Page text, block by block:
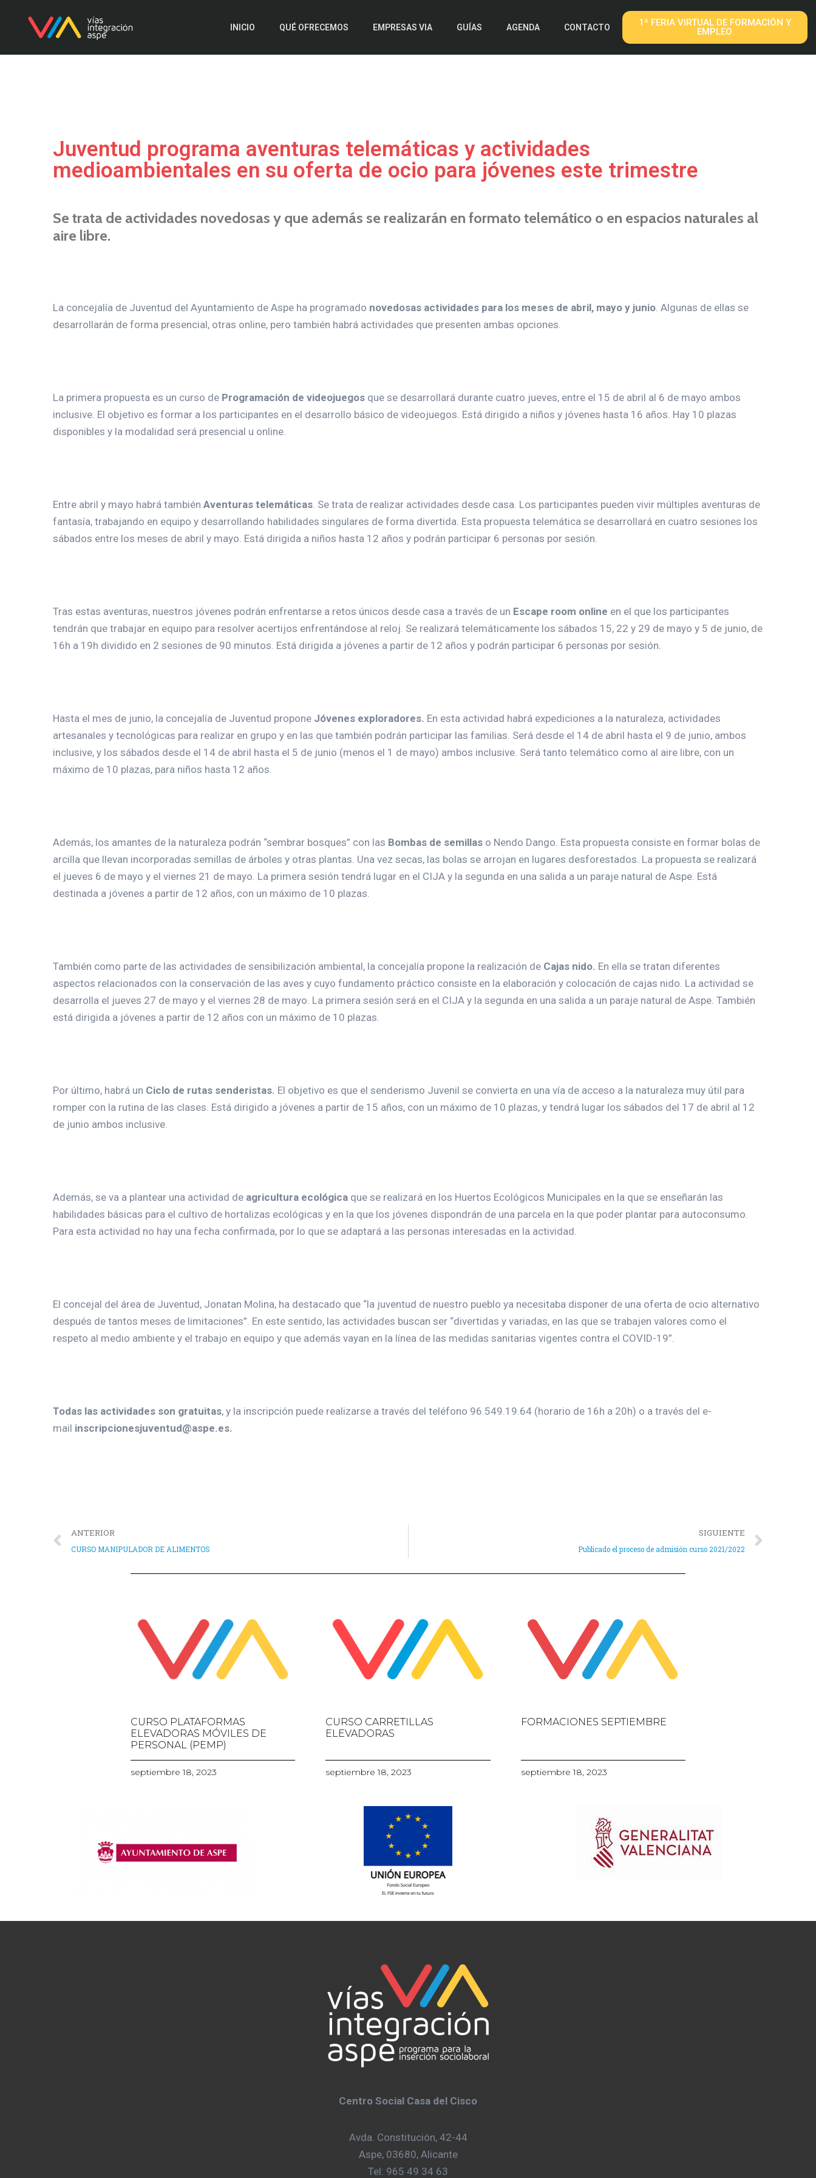
INICIO QUÉ OFRECEMOS EMPRESAS VIA GUÍAS AGENDA CONTACTO
1ª FERIA VIRTUAL DE FORMACIÓN Y
EMPLEO
Juventud programa aventuras telemáticas y actividades
medioambientales en su oferta de ocio para jóvenes este trimestre
Se trata de actividades novedosas y que además se realizarán en formato telemático o en espacios naturales al
aire libre.
La concejalía de Juventud del Ayuntamiento de Aspe ha programado novedosas actividades para los meses de abril, mayo y junio . Algunas de ellas se
desarrollarán de forma presencial, otras online, pero también habrá actividades que presenten ambas opciones.
La primera propuesta es un curso de Programación de videojuegos que se desarrollará durante cuatro jueves, entre el 15 de abril al 6 de mayo ambos
inclusive. El objetivo es formar a los participantes en el desarrollo básico de videojuegos. Está dirigido a niños y jóvenes hasta 16 años. Hay 10 plazas
disponibles y la modalidad será presencial u online.
Entre abril y mayo habrá también Aventuras telemáticas . Se trata de realizar actividades desde casa. Los participantes pueden vivir múltiples aventuras de
fantasía, trabajando en equipo y desarrollando habilidades singulares de forma divertida. Esta propuesta telemática se desarrollará en cuatro sesiones los
sábados entre los meses de abril y mayo. Está dirigida a niños hasta 12 años y podrán participar 6 personas por sesión.
Tras estas aventuras, nuestros jóvenes podrán enfrentarse a retos únicos desde casa a través de un Escape room online en el que los participantes
tendrán que trabajar en equipo para resolver acertijos enfrentándose al reloj. Se realizará telemáticamente los sábados 15, 22 y 29 de mayo y 5 de junio, de
16h a 19h dividido en 2 sesiones de 90 minutos. Está dirigida a jóvenes a partir de 12 años y podrán participar 6 personas por sesión.
Hasta el mes de junio, la concejalía de Juventud propone Jóvenes exploradores. En esta actividad habrá expediciones a la naturaleza, actividades
artesanales y tecnológicas para realizar en grupo y en las que también podrán participar las familias. Será desde el 14 de abril hasta el 9 de junio, ambos
inclusive, y los sábados desde el 14 de abril hasta el 5 de junio (menos el 1 de mayo) ambos inclusive. Será tanto telemático como al aire libre, con un
máximo de 10 plazas, para niños hasta 12 años.
Además, los amantes de la naturaleza podrán “sembrar bosques” con las Bombas de semillas o Nendo Dango. Esta propuesta consiste en formar bolas de
arcilla que llevan incorporadas semillas de árboles y otras plantas. Una vez secas, las bolas se arrojan en lugares desforestados. La propuesta se realizará
el jueves 6 de mayo y el viernes 21 de mayo. La primera sesión tendrá lugar en el CIJA y la segunda en una salida a un paraje natural de Aspe. Está
destinada a jóvenes a partir de 12 años, con un máximo de 10 plazas.
También como parte de las actividades de sensibilización ambiental, la concejalía propone la realización de Cajas nido. En ella se tratan diferentes
aspectos relacionados con la conservación de las aves y cuyo fundamento práctico consiste en la elaboración y colocación de cajas nido. La actividad se
desarrolla el jueves 27 de mayo y el viernes 28 de mayo. La primera sesión será en el CIJA y la segunda en una salida a un paraje natural de Aspe. También
está dirigida a jóvenes a partir de 12 años con un máximo de 10 plazas.
Por último, habrá un Ciclo de rutas senderistas. El objetivo es que el senderismo Juvenil se convierta en una vía de acceso a la naturaleza muy útil para
romper con la rutina de las clases. Está dirigido a jóvenes a partir de 15 años, con un máximo de 10 plazas, y tendrá lugar los sábados del 17 de abril al 12
de junio ambos inclusive.
Además, se va a plantear una actividad de agricultura ecológica que se realizará en los Huertos Ecológicos Municipales en la que se enseñarán las
habilidades básicas para el cultivo de hortalizas ecológicas y en la que los jóvenes dispondrán de una parcela en la que poder plantar para autoconsumo.
Para esta actividad no hay una fecha confirmada, por lo que se adaptará a las personas interesadas en la actividad.
El concejal del área de Juventud, Jonatan Molina, ha destacado que “la juventud de nuestro pueblo ya necesitaba disponer de una oferta de ocio alternativo
después de tantos meses de limitaciones”. En este sentido, las actividades buscan ser “divertidas y variadas, en las que se trabajen valores como el
respeto al medio ambiente y el trabajo en equipo y que además vayan en la línea de las medidas sanitarias vigentes contra el COVID-19”.
Todas las actividades son gratuitas, y la inscripción puede realizarse a través del teléfono 96.549.19.64 (horario de 16h a 20h) o a través del e-
mail inscripcionesjuventud@aspe.es.
ANTERIOR
CURSO MANIPULADOR DE ALIMENTOS
SIGUIENTE
Publicado el proceso de admisión curso 2021/2022
CURSO PLATAFORMAS
ELEVADORAS MÓVILES DE
PERSONAL (PEMP)
septiembre 18, 2023
CURSO CARRETILLAS
ELEVADORAS
septiembre 18, 2023
FORMACIONES SEPTIEMBRE
septiembre 18, 2023
Centro Social Casa del Cisco
Avda. Constitución, 42-44
Aspe, 03680, Alicante
Tel: 965 49 34 63